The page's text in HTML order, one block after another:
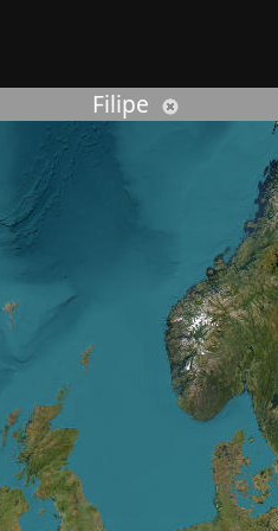
Filipe